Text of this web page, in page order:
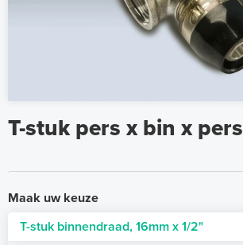
T-stuk pers x bin x pers
Maak uw keuze
T-stuk binnendraad, 16mm x 1/2"